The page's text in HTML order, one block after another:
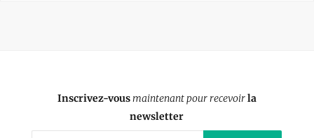
Inscrivez-vousmaintenant pour recevoirla
newsletter